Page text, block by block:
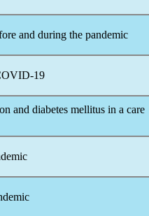
and during the pandemic
19
and diabetes mellitus in a care